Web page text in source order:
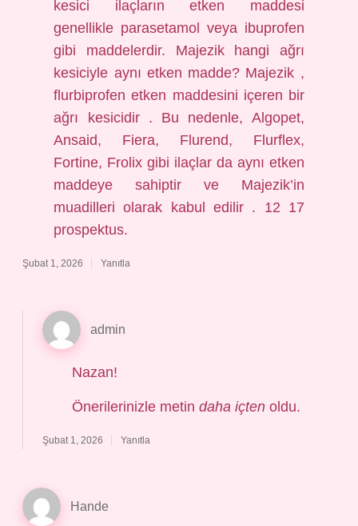
kesici ilaçların etken maddesi
genellikle parasetamol veya ibuprofen
gibi maddelerdir. Majezik hangi ağrı
kesiciyle aynı etken madde? Majezik ,
flurbiprofen etken maddesini içeren bir
ağrı kesicidir . Bu nedenle, Algopet,
Ansaid, Fiera, Flurend, Flurflex,
Fortine, Frolix gibi ilaçlar da aynı etken
maddeye sahiptir ve Majezik’in
muadilleri olarak kabul edilir . 12 17
prospektus.
Şubat 1, 2026 Yanıtla
admin
Nazan!
Önerilerinizle metin daha içtenoldu.
Şubat 1, 2026 Yanıtla
Hande